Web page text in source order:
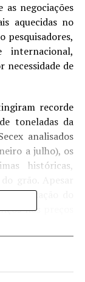
negociações
aquecidas no
pesquisadores,
necessidade de
recorde
toneladas da
analisados
a julho), os
históricas,
do
nos preços